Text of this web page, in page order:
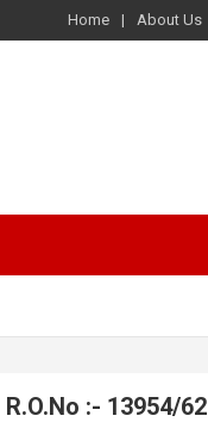
Home About Us
R.O.No :- 13954/62